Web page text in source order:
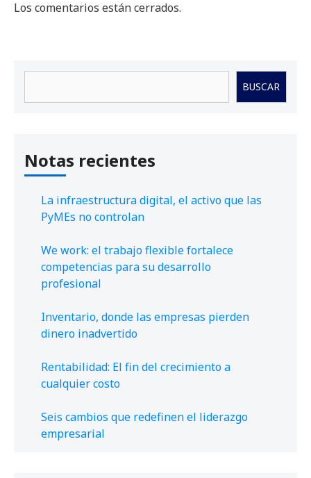
Los comentarios están cerrados.
BUSCAR
Notas recientes
La infraestructura digital, el activo que las
PyMEs no controlan
We work: el trabajo flexible fortalece
competencias para su desarrollo
profesional
Inventario, donde las empresas pierden
dinero inadvertido
Rentabilidad: El fin del crecimiento a
cualquier costo
Seis cambios que redefinen el liderazgo
empresarial